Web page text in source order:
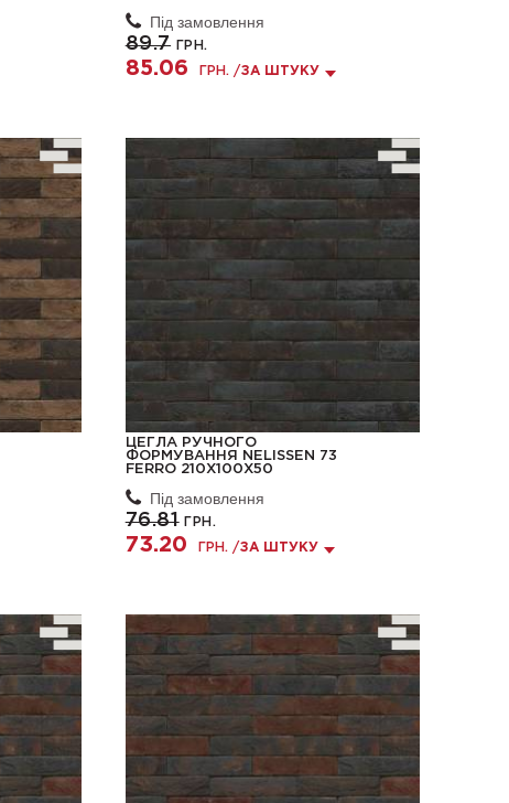
Під замовлення
89.7 ГРН.
85.06 ГРН. /ЗА ШТУКУ
ЦЕГЛА РУЧНОГО
ФОРМУВАННЯ NELISSEN 73
FERRO 210X100X50
Під замовлення
76.81ГРН.
73.20 ГРН. /ЗА ШТУКУ